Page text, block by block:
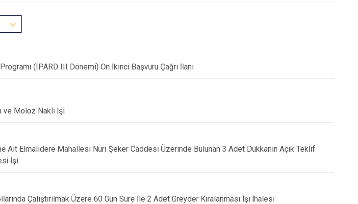
Banaz
(IPARD III Dönemi) On İkinci Başvuru Çağrı İlanı
ve Moloz Nakli İşi
Ait Elmalıdere Mahallesi Nuri Şeker Caddesi Üzerinde Bulunan 3 Adet Dükkanın Açık Teklif
İşi
Çalıştırılmak Üzere 60 Gün Süre İle 2 Adet Greyder Kiralanması İşi İhalesi